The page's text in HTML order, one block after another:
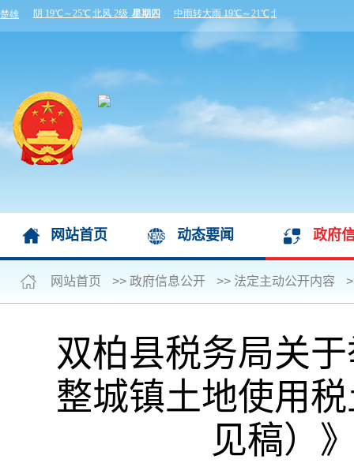
网站首页 动态要闻 政府
网站首页 >> 政府信息公开 >> 法定主动公开内容
双柏县税务局关
整城镇土地使用
见稿）